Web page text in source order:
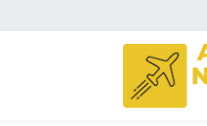
Sivil Havacılık